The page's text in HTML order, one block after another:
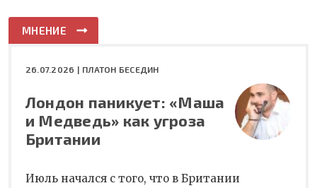
МНЕНИЕ
26.07.2026 | ПЛАТОН БЕСЕДИН
Лондон паникует: «Маша
и Медведь» как угроза
Британии
Июль начался с того, что в Британии